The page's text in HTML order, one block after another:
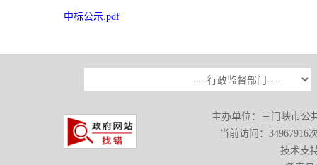
中标公示.pdf
主办单位：三门峡市
当前访问： 34967916
技术支